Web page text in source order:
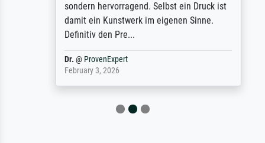
sondern hervorragend. Selbst ein Druck ist
damit ein Kunstwerk im eigenen Sinne.
Definitiv den Pre...
@ProvenExpert
February 3, 2026